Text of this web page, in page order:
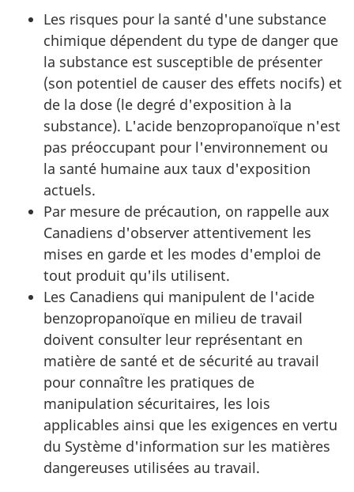
Les risques pour la santé d'une substance
chimique dépendent du type de danger que
la substance est susceptible de présenter
(son potentiel de causer des effets nocifs) et
de la dose (le degré d'exposition à la
substance). L'acide benzopropanoïque n'est
pas préoccupant pour l'environnement ou
la santé humaine aux taux d'exposition
actuels.
Par mesure de précaution, on rappelle aux
Canadiens d'observer attentivement les
mises en garde et les modes d'emploi de
tout produit qu'ils utilisent.
Les Canadiens qui manipulent de l'acide
benzopropanoïque en milieu de travail
doivent consulter leur représentant en
matière de santé et de sécurité au travail
pour connaître les pratiques de
manipulation sécuritaires, les lois
applicables ainsi que les exigences en vertu
du Système d'information sur les matières
dangereuses utilisées au travail.